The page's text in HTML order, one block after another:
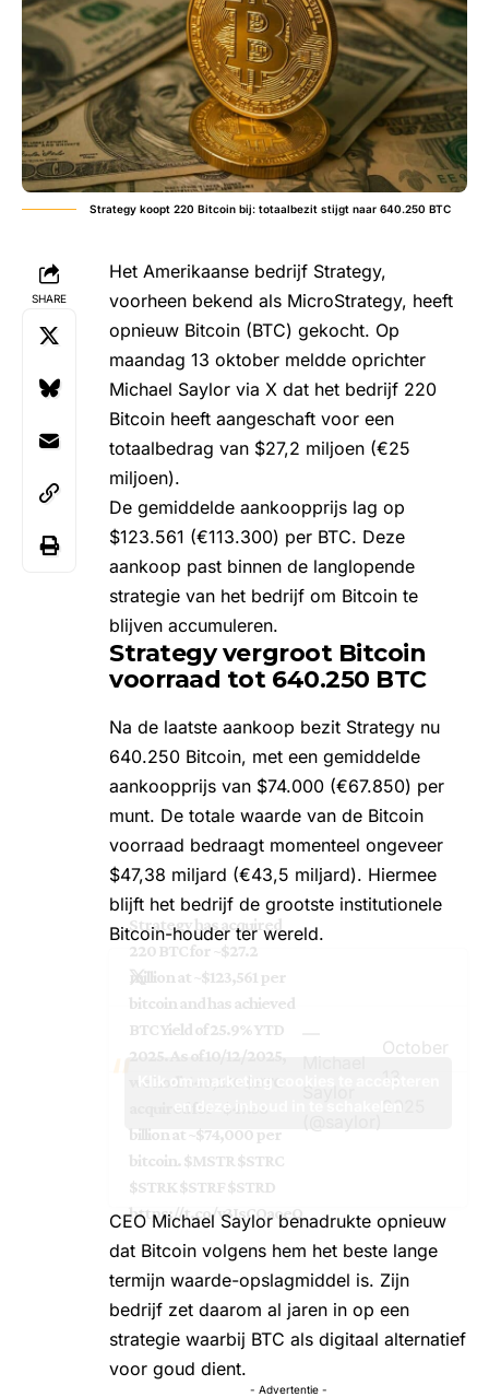
Strategy koopt 220 Bitcoin bij: totaalbezit stijgt naar 640.250 BTC
SHARE
Het Amerikaanse bedrijf Strategy,
voorheen bekend als MicroStrategy, heeft
opnieuw Bitcoin (BTC) gekocht. Op
maandag 13 oktober meldde oprichter
Michael Saylor via X dat het bedrijf 220
Bitcoin heeft aangeschaft voor een
totaalbedrag van $27,2 miljoen (€25
miljoen).
De gemiddelde aankoopprijs lag op
$123.561 (€113.300) per BTC. Deze
aankoop past binnen de langlopende
strategie van het bedrijf om Bitcoin te
blijven accumuleren.
Strategy vergroot Bitcoin
voorraad tot 640.250 BTC
Na de laatste aankoop bezit Strategy nu
640.250 Bitcoin, met een gemiddelde
aankoopprijs van $74.000 (€67.850) per
munt. De totale waarde van de Bitcoin
voorraad bedraagt momenteel ongeveer
$47,38 miljard (€43,5 miljard). Hiermee
blijft het bedrijf de grootste institutionele
Bitcoin-houder ter wereld.
Strategy has acquired
220 BTC for ~$27.2
million at ~$123,561 per
bitcoin and has achieved
BTC Yield of 25.9% YTD
2025. As of 10/12/2025,
we hodl 640,250
$BTC
acquired for ~$47.38
billion at ~$74,000 per
bitcoin.$MSTR $STRC
$STRK $STRF $STRD
https://t.co/v3IsCOaoeQ
Michael
Saylor
October
13,
2025
Klik om marketing cookies te accepteren
en deze inhoud in te schakelen
CEO Michael Saylor benadrukte opnieuw
dat Bitcoin volgens hem het beste lange
termijn waarde-opslagmiddel is. Zijn
bedrijf zet daarom al jaren in op een
strategie waarbij BTC als digitaal alternatief
voor goud dient.
- Advertentie -